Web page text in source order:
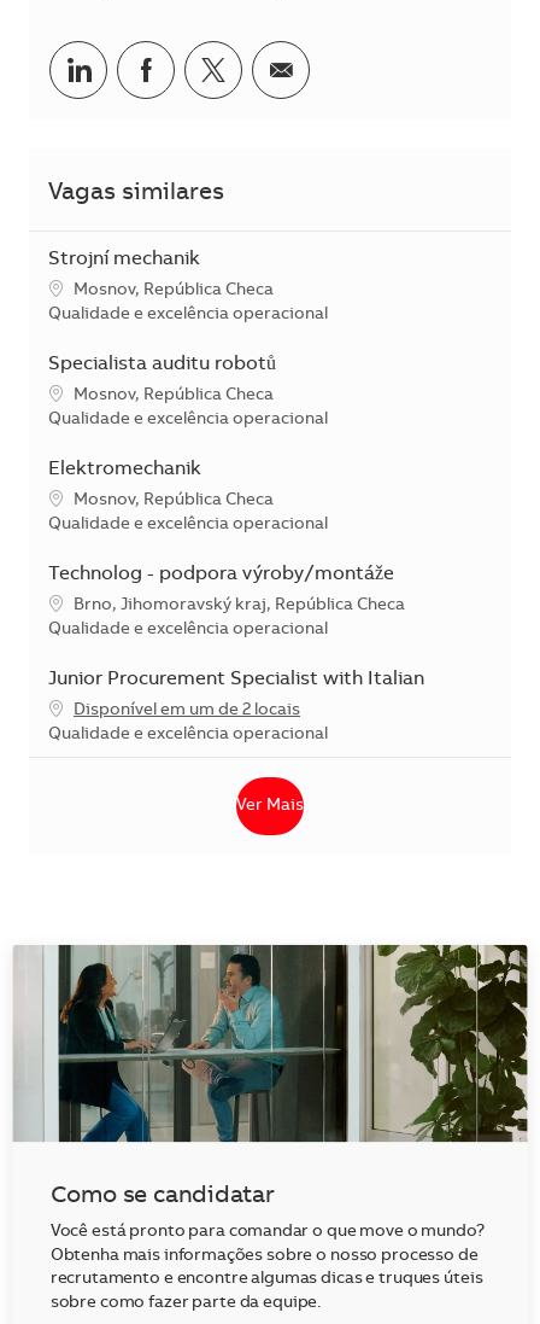
Compartilhar no LinkedIn
Compartilhar no Facebook
Compartilhar no twitter
Compartilhar por e-
Vagas similares
Strojní mechanik
Localização
Mosnov, República Checa
Categoria
Qualidade e excelência operacional
Specialista auditu robotů
Localização
Mosnov, República Checa
Categoria
Qualidade e excelência operacional
Elektromechanik
Localização
Mosnov, República Checa
Categoria
Qualidade e excelência operacional
Technolog - podpora výroby/montáže
Localização
Brno, Jihomoravský kraj, República Checa
Categoria
Qualidade e excelência operacional
Junior Procurement Specialist with Italian
Disponível em um de 2 locais
Categoria
Qualidade e excelência operacional
Ver Mais
Como se candidatar
Você está pronto para comandar o que move o mundo?
Obtenha mais informações sobre o nosso processo de
recrutamento e encontre algumas dicas e truques úteis
sobre como fazer parte da equipe.